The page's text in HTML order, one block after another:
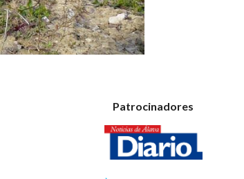
Patrocinadores